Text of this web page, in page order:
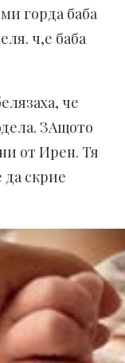
горда баба
ч,е баба
че
ЗАщото
от Ирен. Тя
скрие